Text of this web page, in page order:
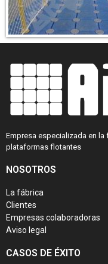
Empresa especializada en
plataformas flotantes
NOSOTROS
La fábrica
Clientes
Empresas colaboradoras
Aviso legal
CASOS DE ÉXITO